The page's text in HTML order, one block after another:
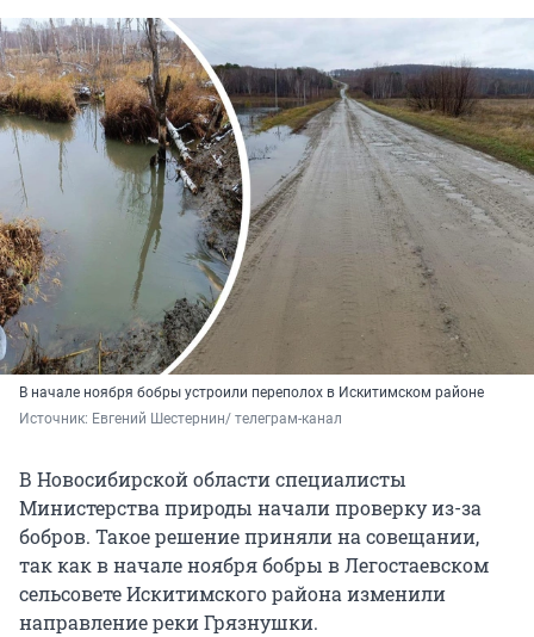
В начале ноября бобры устроили переполох в Искитимском районе
Источник: Евгений Шестернин/ телеграм-канал
В Новосибирской области специалисты
Министерства природы начали проверку из-за
бобров. Такое решение приняли на совещании,
так как в начале ноября бобры в Легостаевском
сельсовете Искитимского района изменили
направление реки Грязнушки.